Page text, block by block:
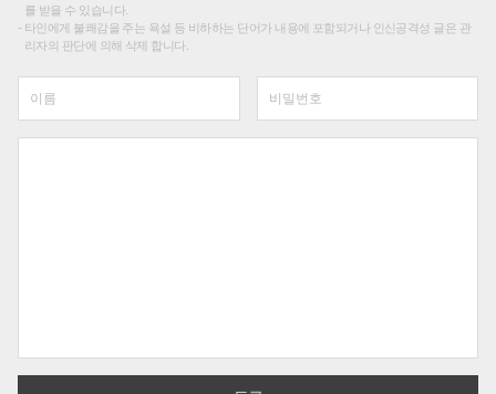
를 받을 수 있습니다.
타인에게 불쾌감을 주는 욕설 등 비하하는 단어가 내용에 포함되거나 인신공격성 글은 관
리자의 판단에 의해 삭제 합니다.